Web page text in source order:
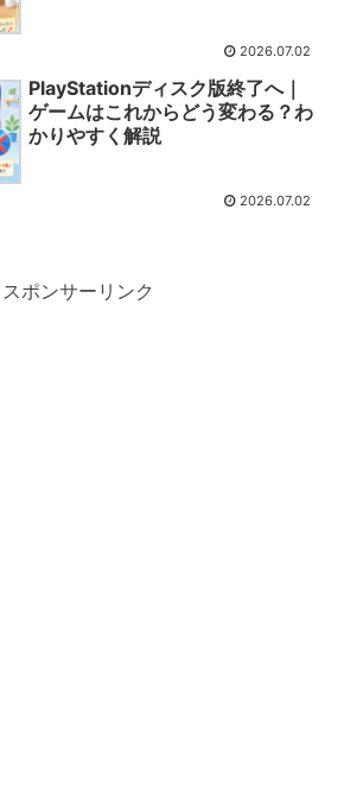
2026.07.02
PlayStationディスク版終了へ｜
ゲームはこれからどう変わる？わ
かりやすく解説
2026.07.02
スポンサーリンク